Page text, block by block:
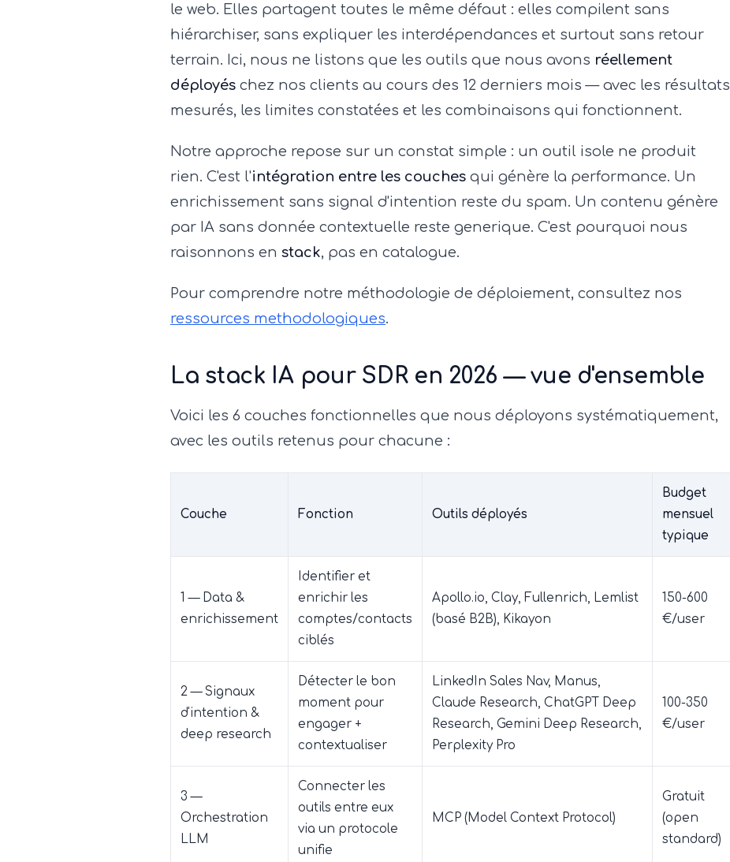
le web. Elles partagent toutes le même défaut : elles compilent sans
hiérarchiser, sans expliquer les interdépendances et surtout sans retour
terrain. Ici, nous ne listons que les outils que nous avons réellement
déployés chez nos clients au cours des 12 derniers mois — avec les résultats
mesurés, les limites constatées et les combinaisons qui fonctionnent.
Notre approche repose sur un constat simple : un outil isole ne produit
rien. C'est l'intégration entre les couches qui génère la performance. Un
enrichissement sans signal d'intention reste du spam. Un contenu génère
par IA sans donnée contextuelle reste generique. C'est pourquoi nous
raisonnons en stack, pas en catalogue.
Pour comprendre notre méthodologie de déploiement, consultez nos
ressources methodologiques.
La stack IA pour SDR en 2026 — vue d'ensemble
Voici les 6 couches fonctionnelles que nous déployons systématiquement,
avec les outils retenus pour chacune :
Couche Fonction Outils déployés
Budget
mensuel
typique
1 — Data &
enrichissement
Identifier et
enrichir les
comptes/contacts
ciblés
Apollo.io, Clay, Fullenrich, Lemlist
(basé B2B), Kikayon
150-600
€/user
2 — Signaux
d'intention &
deep research
Détecter le bon
moment pour
engager +
contextualiser
LinkedIn Sales Nav, Manus,
Claude Research, ChatGPT Deep
Research, Gemini Deep Research,
Perplexity Pro
100-350
€/user
3 —
Orchestration
LLM
Connecter les
outils entre eux
via un protocole
unifie
MCP (Model Context Protocol)
Gratuit
(open
standard)